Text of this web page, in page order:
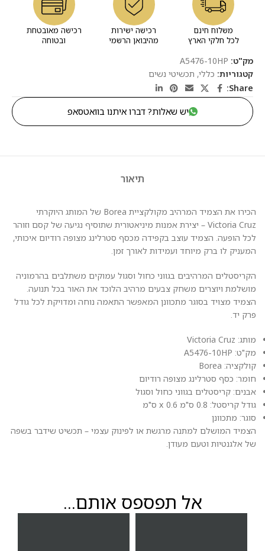
משלוח חינם
לכל חלקי הארץ
רכישה ישירות
מהיבואן הרשמי
רכישה מאובטחת
ובטוחה
מק"ט: A5476-10HP
קטגוריות: כללי, תכשיטי נשים
Share:
יש שאלות? דברו איתנו בוואטסאפ
תיאור
הכירו את הצמיד המרהיב מקולקציית Borea של המותג היוקרתי
Victoria Cruz – יצירת אמנות מיניאטורית שתוסיף נגיעה של קסם וזוהר
לכל הופעה. הצמיד עוצב בקפידה מכסף סטרלינג מצופה רודיום איכותי,
המעניק לו ברק מיוחד ועמידות לאורך זמן.
הקריסטלים המרהיבים בגווני כחול וסגול עמוקים משתלבים בהרמוניה
מושלמת ויוצרים משחק צבעים מרהיב הלוכד את האור בכל תנועה.
הצמיד מצויד בסוגר מתכוונן המאפשר התאמה נוחה ומדויקת לכל גודל
פרק יד.
מותג: Victoria Cruz
מק"ט: A5476-10HP
קולקציה: Borea
חומר: כסף סטרלינג מצופה רודיום
אבנים: קריסטלים בגווני כחול וסגול
גודל קריסטל: 0.8 ס"מ x 0.6 ס"מ
סוגר: מתכוונן
הצמיד המושלם למתנה מרגשת או לפינוק עצמי – תכשיט שידבר בשפה
של אלגנטיות וטעם מעודן.
אל תפספס אותם...